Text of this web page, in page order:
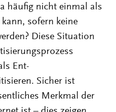
häufig nicht einmal als
sofern keine
Diese Situation
Ent-
Sicher ist
Merkmal der